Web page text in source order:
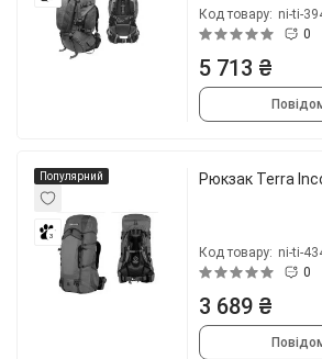
Код товару: ni-ti-
0
5 713 ₴
Популярний
3
Рюкзак Terra
Код товару: ni-ti-
0
3 689 ₴